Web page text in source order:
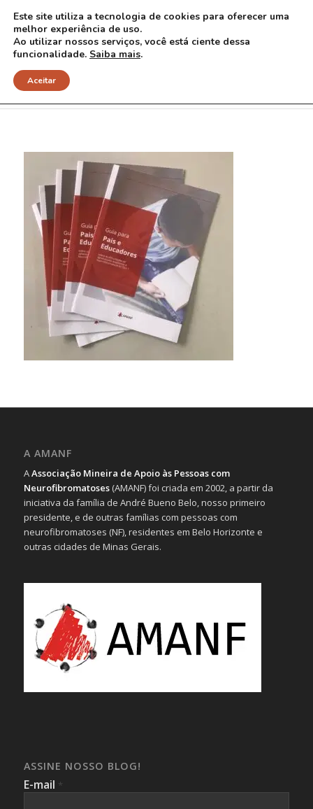
IMG_9633
A AMANF
AAssociação Mineira de Apoio às Pessoas com
Neurofibromatoses(AMANF) foi criada em 2002, a partir da
iniciativa da família de André Bueno Belo, nosso primeiro
presidente, e de outras famílias com pessoas com
neurofibromatoses (NF), residentes em Belo Horizonte e
outras cidades de Minas Gerais.
ASSINE NOSSO BLOG!
E-mail *
Este site utiliza a tecnologia de cookies para oferecer uma
melhor experiência de uso.
Ao utilizar nossos serviços, você está ciente dessa
funcionalidade. Saiba mais.
Aceitar